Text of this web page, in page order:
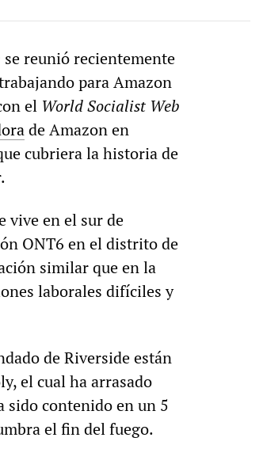
se reunió recientemente
para Amazon
el World Socialist Web
de Amazon en
cubriera la historia de
vive en el sur de
ONT6 en el distrito de
similar que en la
laborales difíciles y
de Riverside están
el cual ha arrasado
sido contenido en un 5
el fin del fuego.